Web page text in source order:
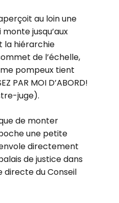
au loin une
jusqu’aux
la hiérarchie
de l’échelle,
pompeux tient
PAR MOI D’ABORD!
juge).
de monter
une petite
directement
de justice dans
directe du Conseil